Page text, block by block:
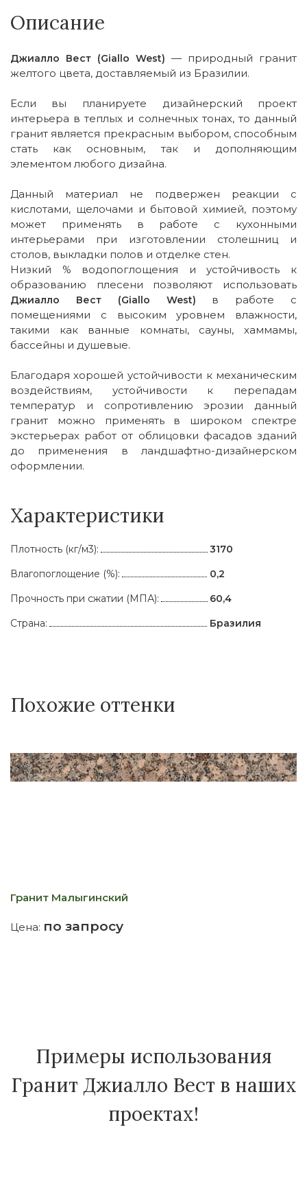
Описание
Джиалло Вест (Giallo West) — природный гранит
желтого цвета, доставляемый из Бразилии.
Если вы планируете дизайнерский проект
интерьера в теплых и солнечных тонах, то данный
гранит является прекрасным выбором, способным
стать как основным, так и дополняющим
элементом любого дизайна.
Данный материал не подвержен реакции с
кислотами, щелочами и бытовой химией, поэтому
может применять в работе с кухонными
интерьерами при изготовлении столешниц и
столов, выкладки полов и отделке стен.
Низкий % водопоглощения и устойчивость к
образованию плесени позволяют использовать
Джиалло Вест (Giallo West) в работе с
помещениями с высоким уровнем влажности,
такими как ванные комнаты, сауны, хаммамы,
бассейны и душевые.
Благодаря хорошей устойчивости к механическим
воздействиям, устойчивости к перепадам
температур и сопротивлению эрозии данный
гранит можно применять в широком спектре
экстерьерах работ от облицовки фасадов зданий
до применения в ландшафтно-дизайнерском
оформлении.
Характеристики
Плотность (кг/м3):
3170
Влагопоглощение (%):
0,2
Прочность при сжатии (МПА):
60,4
Страна:
Бразилия
Похожие оттенки
Гранит Малыгинский
Цена: по запросу
Примеры использования
Гранит Джиалло Вест в наших
проектах!